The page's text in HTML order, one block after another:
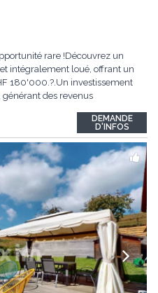
rare !Découvrez un
intégralement loué, offrant un
180'000.?.Un investissement
générant des revenus
DEMANDE
D'INFOS